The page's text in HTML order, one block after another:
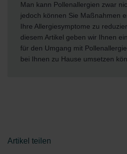
Man kann Pollenallergien zwar
jedoch können Sie Maßnahmen
Ihre Allergiesymptome zu
diesem Artikel geben wir Ihnen
für den Umgang mit
bei Ihnen zu Hause umsetzen
Artikel teilen